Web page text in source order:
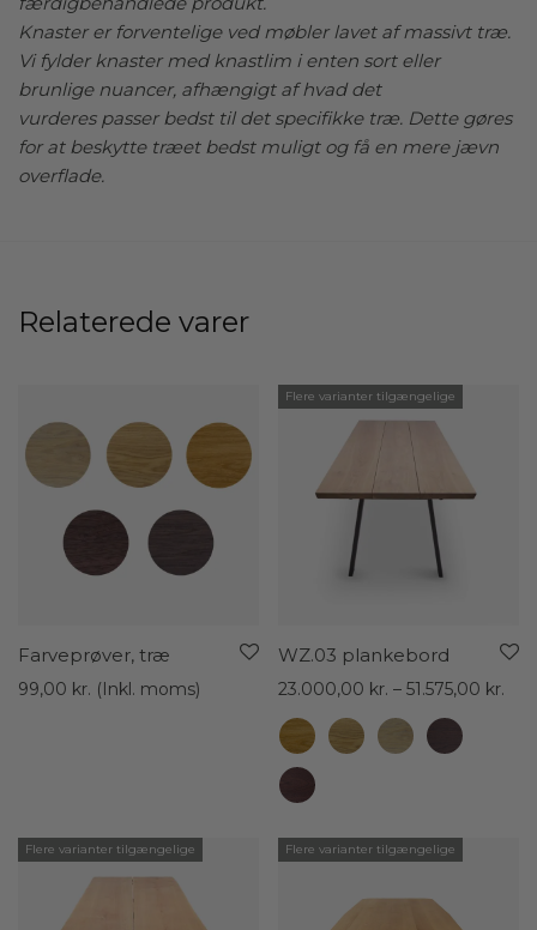
Knaster er forventelige ved møbler lavet af massivt træ.
Vi fylder knaster med knastlim i enten sort eller
brunlige nuancer, afhængigt af hvad det
vurderes passer bedst til det specifikke træ. Dette gøres
for at beskytte træet bedst muligt og få en mere jævn
overflade.
Relaterede varer
Farveprøver, træ
99,00 kr. (Inkl. moms)
Flere varianter tilgængelige
WZ.03 plankebord
23.000,00 kr. – 51.575,00 kr.
Flere varianter tilgængelige Flere varianter tilgængelige